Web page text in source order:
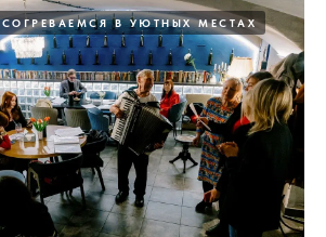
СОГРЕВАЕМСЯ В УЮТНЫХ МЕСТАХ